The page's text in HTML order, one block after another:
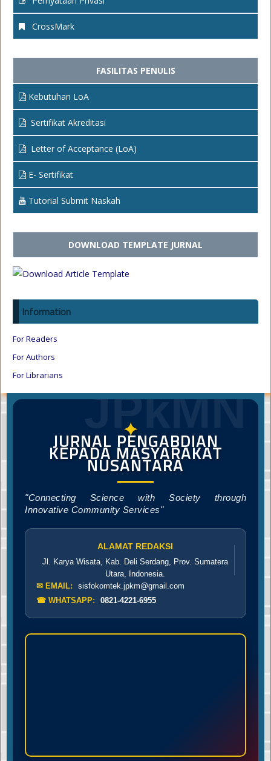
CrossMark
FASILITAS PENULIS
Kebutuhan LoA
Sertifikat Akreditasi
Letter of Acceptance (LoA)
E- Sertifikat
Tutorial Submit Naskah
DOWNLOAD TEMPLATE JURNAL
Information
For Readers
For Authors
For Librarians
JPkMN
✦
JURNAL PENGABDIAN
KEPADA MASYARAKAT
NUSANTARA
"Connecting Science with Society through
Innovative Community Services"
ALAMAT REDAKSI
Jl. Karya Wisata, Kab. Deli Serdang, Prov. Sumatera
Utara, Indonesia.
✉ EMAIL:
sisfokomtek.jpkm@gmail.com
☎ WHATSAPP:
0821-4221-6955